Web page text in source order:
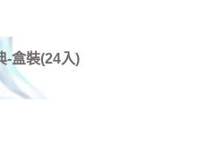
-盒裝(24入)